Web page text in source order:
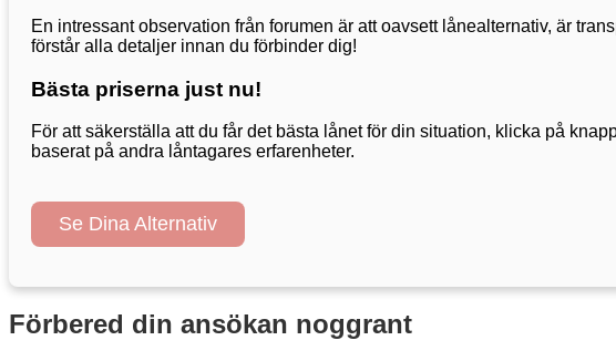
En intressant observation från forumen är att oavsett lånealternativ, är
förstår alla detaljer innan du förbinder dig!
Bästa priserna just nu!
För att säkerställa att du får det bästa lånet för din situation, klicka på
baserat på andra låntagares erfarenheter.
Se Dina Alternativ
Förbered din ansökan noggrant